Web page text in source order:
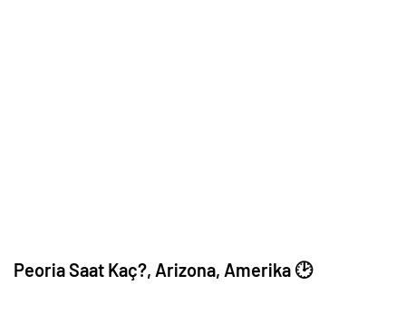
Peoria Saat Kaç?, Arizona, Amerika 🕑